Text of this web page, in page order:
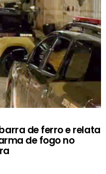
de ferro e relata
de fogo no